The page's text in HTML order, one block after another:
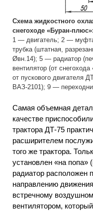
Схема жидкостного
снегоходе «Буран-плюс»:
1 — двигатель; 2 —
трубка (штатная,
Øвн.14); 5 — радиатор
вентилятор (от
от пускового двигателя
ВАЗ-2101); 9 —
Самая объемная
качестве
трактора ДТ-75
расширителем
того же трактора.
установлен «на попа»
радиатор расположен
направлению
встречному
вентилятором,